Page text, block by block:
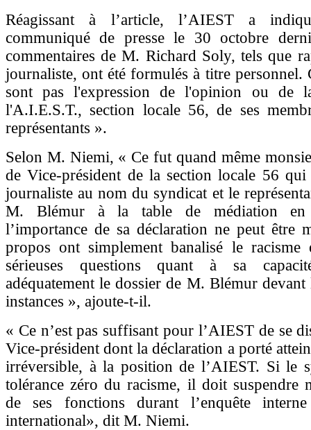
Réagissant à l’article, l’AIEST a
communiqué de presse le 30 octobre
commentaires de M. Richard Soly, tels que
journaliste, ont été formulés à titre personnel.
sont pas l'expression de l'opinion ou de
l'A.I.E.S.T., section locale 56, de ses
représentants ».
Selon M. Niemi, « Ce fut quand même
de Vice-président de la section locale 56
journaliste au nom du syndicat et le
M. Blémur à la table de médiation en
l’importance de sa déclaration ne peut être
propos ont simplement banalisé le racisme
sérieuses questions quant à sa
adéquatement le dossier de M. Blémur devant
instances », ajoute-t-il.
« Ce n’est pas suffisant pour l’AIEST de se
Vice-président dont la déclaration a porté
irréversible, à la position de l’AIEST. Si le
tolérance zéro du racisme, il doit suspendre
de ses fonctions durant l’enquête
international», dit M. Niemi.